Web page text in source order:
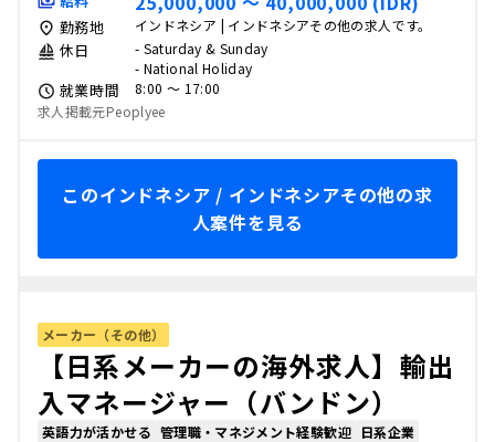
勤務地 インドネシア | インドネシアその他の求人です。
休日
- Saturday & Sunday
- National Holiday
就業時間
8:00 〜 17:00
求人掲載元Peoplyee
このインドネシア / インドネシアその他の求
人案件を見る
メーカー（その他）
【日系メーカーの海外求人】輸出
入マネージャー（バンドン）
英語力が活かせる 管理職・マネジメント経験歓迎 日系企業